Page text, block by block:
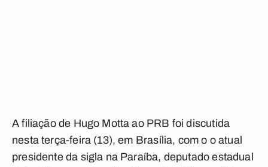
A filiação de Hugo Motta ao PRB foi discutida
nesta terça-feira (13), em Brasília, com o o atual
presidente da sigla na Paraíba, deputado estadual